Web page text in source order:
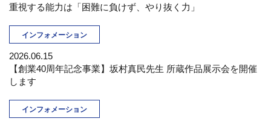
重視する能力は「困難に負けず、やり抜く力」
インフォメーション
2026.06.15
【創業40周年記念事業】坂村真民先生 所蔵作品展示会を開催
します
インフォメーション